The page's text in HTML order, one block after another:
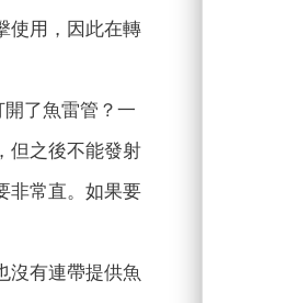
使用，因此在轉
了魚雷管？一
但之後不能發射
非常直。如果要
沒有連帶提供魚